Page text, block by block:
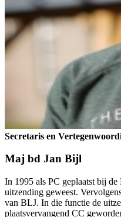
Secretaris en
Maj bd Jan Bijl
In 1995 als PC geplaatst bij
uitzending geweest.
van BLJ. In die functie de
plaatsvervangend CC